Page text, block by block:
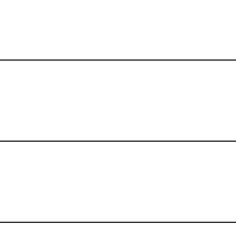
Respublika
Tomskaya
Northern
Košický kraj
Ljubljana
Tennessee